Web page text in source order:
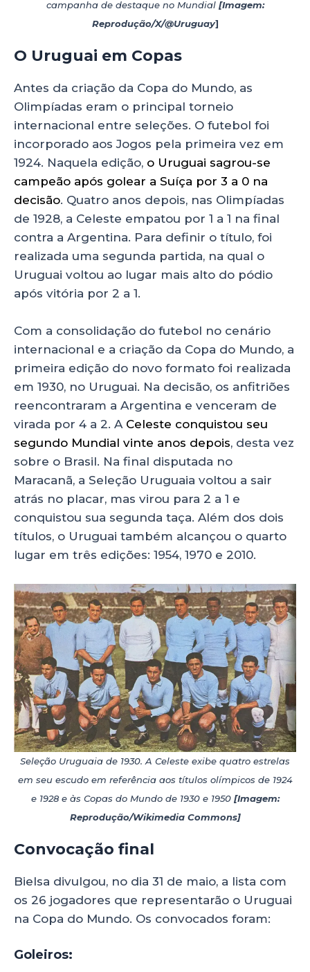
campanha de destaque no Mundial [Imagem:
Reprodução/X/@Uruguay]
O Uruguai em Copas
Antes da criação da Copa do Mundo, as
Olimpíadas eram o principal torneio
internacional entre seleções. O futebol foi
incorporado aos Jogos pela primeira vez em
1924. Naquela edição, o Uruguai sagrou-se
campeão após golear a Suíça por 3 a 0 na
decisão. Quatro anos depois, nas Olimpíadas
de 1928, a Celeste empatou por 1 a 1 na final
contra a Argentina. Para definir o título, foi
realizada uma segunda partida, na qual o
Uruguai voltou ao lugar mais alto do pódio
após vitória por 2 a 1.
Com a consolidação do futebol no cenário
internacional e a criação da Copa do Mundo, a
primeira edição do novo formato foi realizada
em 1930, no Uruguai. Na decisão, os anfitriões
reencontraram a Argentina e venceram de
virada por 4 a 2. A Celeste conquistou seu
segundo Mundial vinte anos depois, desta vez
sobre o Brasil. Na final disputada no
Maracanã, a Seleção Uruguaia voltou a sair
atrás no placar, mas virou para 2 a 1 e
conquistou sua segunda taça. Além dos dois
títulos, o Uruguai também alcançou o quarto
lugar em três edições: 1954, 1970 e 2010.
Seleção Uruguaia de 1930. A Celeste exibe quatro estrelas
em seu escudo em referência aos títulos olímpicos de 1924
e 1928 e às Copas do Mundo de 1930 e 1950 [Imagem:
Reprodução/Wikimedia Commons]
Convocação final
Bielsa divulgou, no dia 31 de maio, a lista com
os 26 jogadores que representarão o Uruguai
na Copa do Mundo. Os convocados foram:
Goleiros: